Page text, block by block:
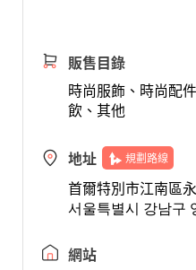
販售目錄
時尚服飾、時尚配
飲、其他
地址 規劃路線
首爾特別市江南區
서울특별시 강남구
網站